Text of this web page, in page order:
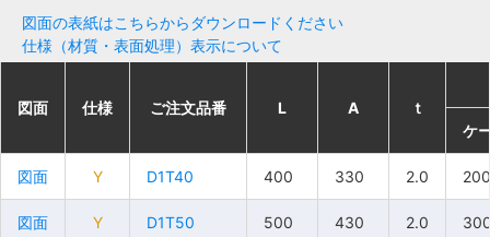
図面の表紙はこちらからダウンロードください
仕様（材質・表面処理）表示について
図面 仕様 ご注文品番 L A
ｔ
ケ
図面 Y D1T40 400 330 2.0 200
図面 Y D1T50 500 430 2.0
図面 仕様 ご注文品番 L A
ｔ
ケ
図面 Y D1T40 400 330 2.0 200
図面 Y D1T50 500 430 2.0
図面 仕様 ご注文品番 L A
ｔ
ケ
図面 Y D1T40 400 330 2.0 200
図面 Y D1T50 500 430 2.0
図面 仕様 ご注文品番 L A
ｔ
ケ
図面 Y D1T40 400 330 2.0 200
図面 Y D1T50 500 430 2.0